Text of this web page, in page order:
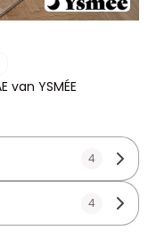
van YSMÉE
4
4